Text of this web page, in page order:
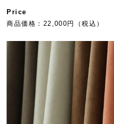
Price
商品価格：22,000円（税込）